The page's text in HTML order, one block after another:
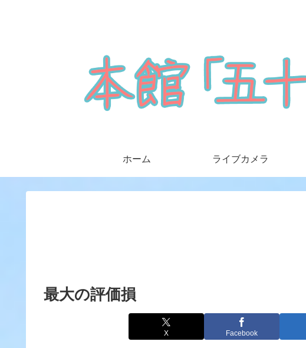
ホーム ライブカメラ
最大の評価損
X Facebook